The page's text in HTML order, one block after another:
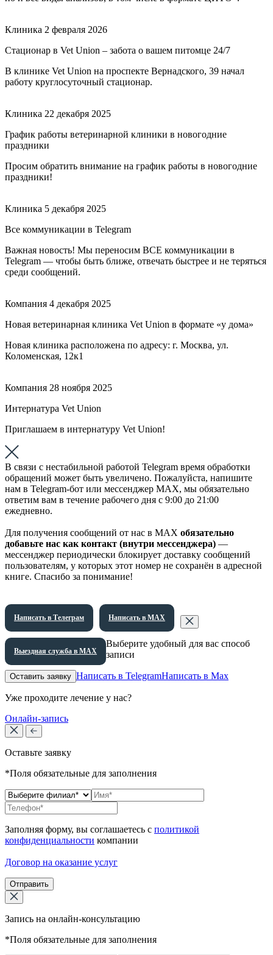
Клиника 2 февраля 2026
Стационар в Vet Union – забота о вашем питомце 24/7
В клинике Vet Union на проспекте Вернадского, 39 начал
работу круглосуточный стационар.
Клиника 22 декабря 2025
График работы ветеринарной клиники в новогодние
праздники
Просим обратить внимание на график работы в новогодние
праздники!
Клиника 5 декабря 2025
Все коммуникации в Telegram
Важная новость! Мы переносим ВСЕ коммуникации в
Telegram — чтобы быть ближе, отвечать быстрее и не теряться
среди сообщений.
Компания 4 декабря 2025
Новая ветеринарная клиника Vet Union в формате «у дома»
Новая клиника расположена по адресу: г. Москва, ул.
Коломенская, 12к1
Компания 28 ноября 2025
Интернатура Vet Union
Приглашаем в интернатуру Vet Union!
В связи с нестабильной работой Telegram время обработки
обращений может быть увеличено. Пожалуйста, напишите
нам в Telegram-бот или мессенджер МАХ, мы обязательно
ответим вам в течение рабочего дня с 9:00 до 21:00
ежедневно.
Для получения сообщений от нас в МАХ обязательно
добавьте нас как контакт (внутри мессенджера) —
мессенджер периодически блокирует доставку сообщений
пользователям, у которых этот номер не сохранён в адресной
книге. Спасибо за понимание!
Написать в Телеграм Написать в МАХ
Выездная служба в МАХ
Выберите удобный для вас способ
записи
Оставить заявку Написать в TelegramНаписать в Max
Уже проходите лечение у нас?
Онлайн-запись
Оставьте заявку
*Поля обязательные для заполнения
Заполняя форму, вы соглашаетесь с политикой
конфиденциальности компании
Договор на оказание услуг
Отправить
Запись на онлайн-консультацию
*Поля обязательные для заполнения